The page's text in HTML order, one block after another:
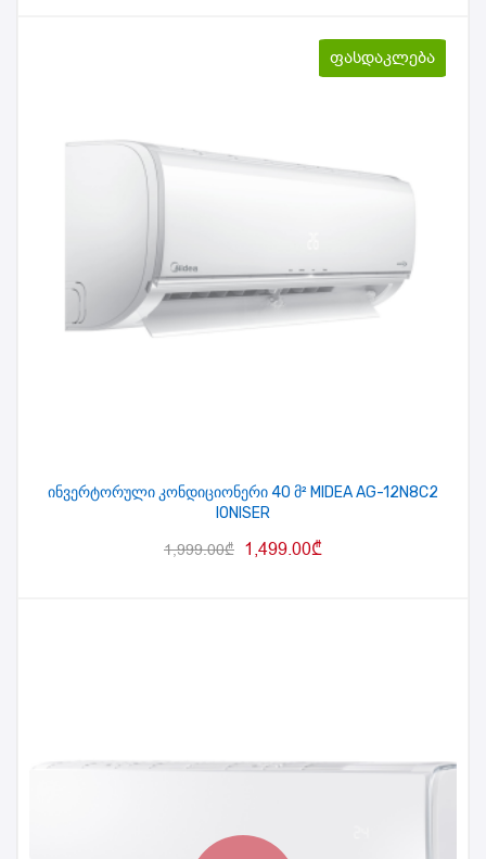
ფასდაკლება
ინვერტორული კონდიციონერი 40 მ² MIDEA AG-12N8C2
IONISER
1,999.00₾ 1,499.00₾